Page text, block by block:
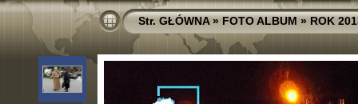
Str. GŁÓWNA»FOTO ALBUM»ROK